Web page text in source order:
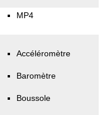
MP4
Accéléromètre
Baromètre
Boussole